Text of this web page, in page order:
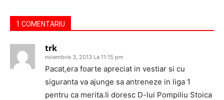
1 COMENTARIU
trk
noiembrie 3, 2013 La 11:15 pm
Pacat,era foarte apreciat in vestiar si cu
siguranta va ajunge sa antreneze in liga 1
pentru ca merita.Ii doresc D-lui Pompiliu Stoica